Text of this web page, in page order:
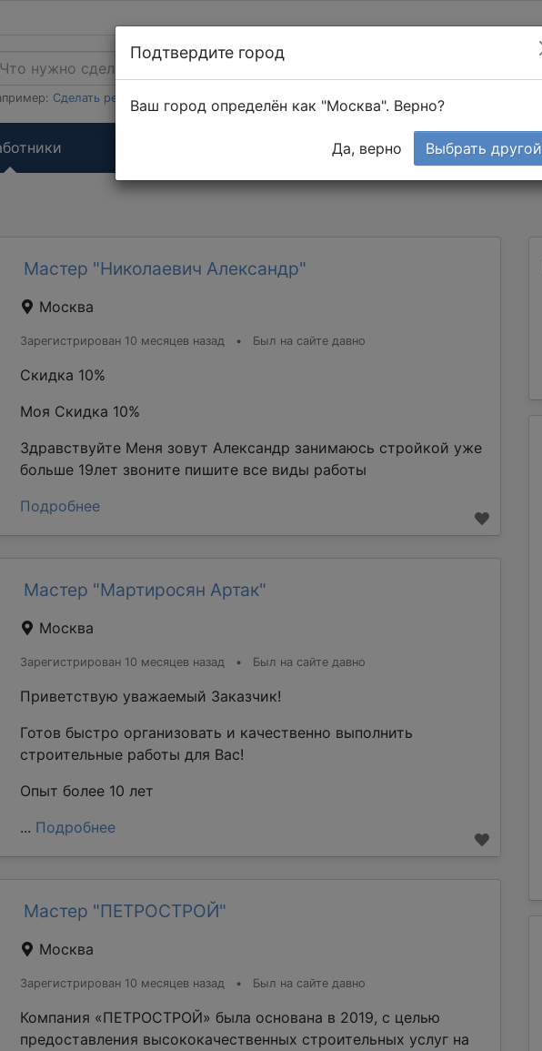
Сделать ремонт в 1-к квартире
Тендеры
Мастер "Николаевич Александр"
Москва
Зарегистрирован 10 месяцев назад • Был на сайте давно
Скидка 10%
Моя Скидка 10%
Здравствуйте Меня зовут Александр занимаюсь стройкой уже
больше 19лет звоните пишите все виды работы
Подробнее
Мастер "Мартиросян Артак"
Москва
Зарегистрирован 10 месяцев назад • Был на сайте давно
Приветствую уважаемый Заказчик!
Готов быстро организовать и качественно выполнить
строительные работы для Вас!
Опыт более 10 лет
... Подробнее
Мастер "ПЕТРОСТРОЙ"
Москва
Зарегистрирован 10 месяцев назад • Был на сайте давно
Компания «ПЕТРОСТРОЙ» была основана в 2019, с целью
предоставления высококачественных строительных услуг на
Подтвердите город
Ваш город определён как "Москва". Верно?
Да, верно Выбрать другой